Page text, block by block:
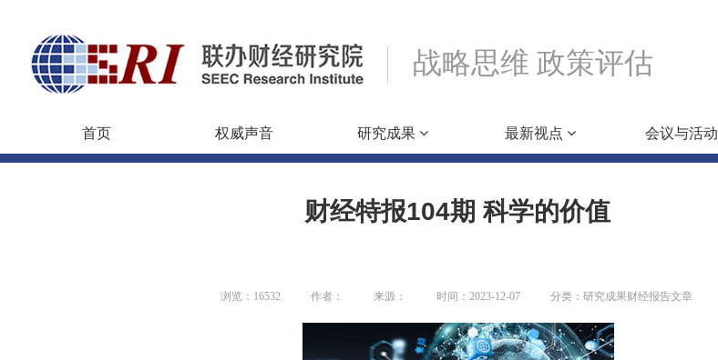
战略思维 政策评估
首页 权威声音 研究成果 最新视点 会议与活动
财经特报104期 科学的价值
浏览：16532 作者： 来源： 时间：2023-12-07 分类：研究成果财经报告文章